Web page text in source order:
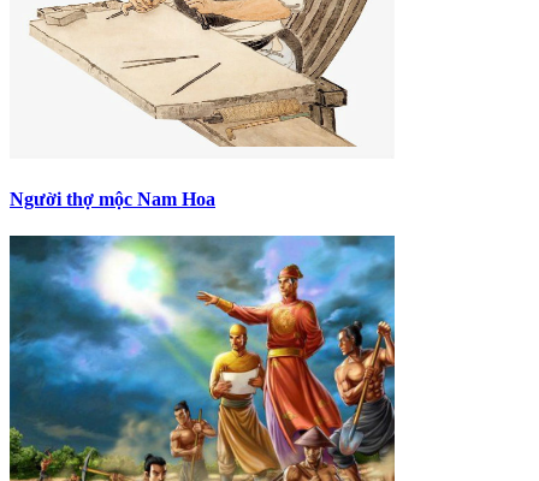
Người thợ mộc Nam Hoa